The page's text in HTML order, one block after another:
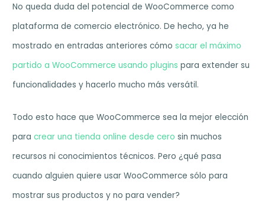
No queda duda del potencial de WooCommerce como
plataforma de comercio electrónico. De hecho, ya he
mostrado en entradas anteriores cómosacar el máximo
partido a WooCommerce usando plugins para extender su
funcionalidades y hacerlo mucho más versátil.
Todo esto hace que WooCommerce sea la mejor elección
paracrear una tienda online desde cero sin muchos
recursos ni conocimientos técnicos. Pero ¿qué pasa
cuando alguien quiere usar WooCommerce sólo para
mostrar sus productos y no para vender?